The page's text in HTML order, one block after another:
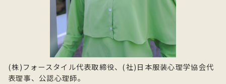
(株)フォースタイル代表取締役、(社)日本服装心理学協会代
表理事、公認心理師。